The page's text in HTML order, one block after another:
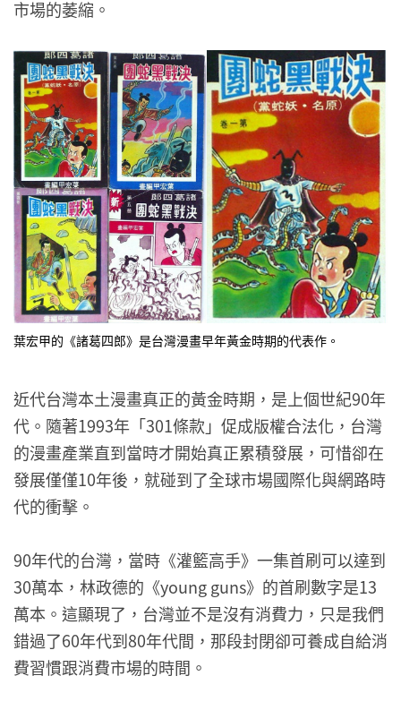
市場的萎縮。
葉宏甲的《諸葛四郎》是台灣漫畫早年黃金時期的代表作。
近代台灣本土漫畫真正的黃金時期，是上個世紀90年
代。隨著1993年「301條款」促成版權合法化，台灣
的漫畫產業直到當時才開始真正累積發展，可惜卻在
發展僅僅10年後，就碰到了全球市場國際化與網路時
代的衝擊。
90年代的台灣，當時《灌籃高手》一集首刷可以達到
30萬本，林政德的《young guns》的首刷數字是13
萬本。這顯現了，台灣並不是沒有消費力，只是我們
錯過了60年代到80年代間，那段封閉卻可養成自給消
費習慣跟消費市場的時間。